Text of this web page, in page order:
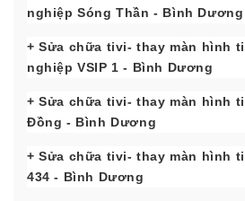
nghiệp Sóng Thần - Bình Dương
+ Sửa chữa tivi- thay màn hình
nghiệp VSIP 1 - Bình Dương
+ Sửa chữa tivi- thay màn hình
Đồng - Bình Dương
+ Sửa chữa tivi- thay màn hình
434 - Bình Dương